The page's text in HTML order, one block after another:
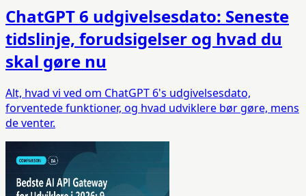
ChatGPT 6 udgivelsesdato: Seneste
tidslinje, forudsigelser og hvad du
skal gøre nu
Alt, hvad vi ved om ChatGPT 6's udgivelsesdato,
forventede funktioner, og hvad udviklere bør gøre, mens
de venter.